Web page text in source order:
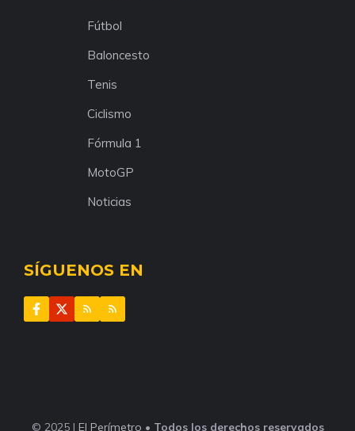
Fútbol
Baloncesto
Tenis
Ciclismo
Fórmula 1
MotoGP
Noticias
SÍGUENOS EN
© 2025 | El Perímetro • Todos los derechos reservados